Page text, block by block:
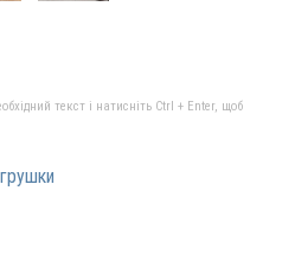
текст і натисніть Ctrl + Enter, щоб